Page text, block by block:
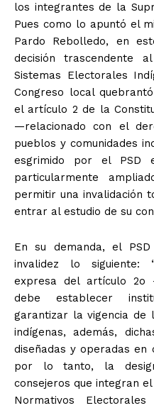
los integrantes de la
Pues como lo apuntó el
Pardo Rebolledo, en
decisión trascendente
Sistemas Electorales
Congreso local
el artículo 2 de la
—relacionado con el
pueblos y comunidades
esgrimido por el PSD
particularmente
permitir una invalidación
entrar al estudio de su
En su demanda, el
invalidez lo siguiente:
expresa del artículo 2o
debe establecer
garantizar la vigencia de
indígenas, además,
diseñadas y operadas en
por lo tanto, la
consejeros que integran
Normativos